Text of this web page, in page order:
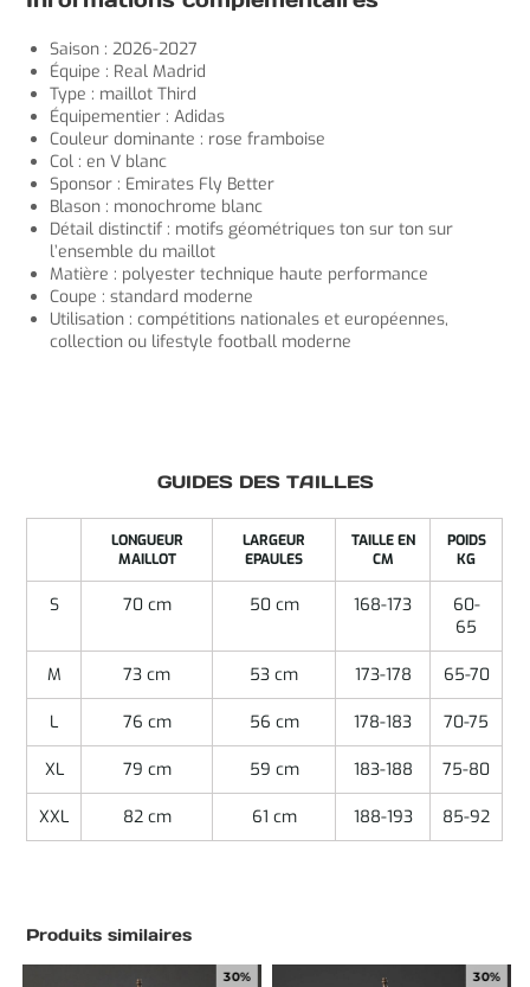
Saison : 2026-2027
Équipe : Real Madrid
Type : maillot Third
Équipementier : Adidas
Couleur dominante : rose framboise
Col : en V blanc
Sponsor : Emirates Fly Better
Blason : monochrome blanc
Détail distinctif : motifs géométriques ton sur ton sur
l’ensemble du maillot
Matière : polyester technique haute performance
Coupe : standard moderne
Utilisation : compétitions nationales et européennes,
collection ou lifestyle football moderne
GUIDES DES TAILLES
LONGUEUR
MAILLOT
LARGEUR
EPAULES
TAILLE EN
CM
POIDS
KG
S 70 cm 50 cm 168-173
60-
65
M 73 cm 53 cm 173-178 65-70
L 76 cm 56 cm 178-183 70-75
XL 79 cm 59 cm 183-188 75-80
XXL 82 cm 61 cm 188-193 85-92
Produits similaires
30% 30%